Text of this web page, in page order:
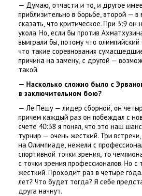
— Думаю, отчасти и то, и другое
приблизительно в борьбе, второй — в
сказать, что критическое. При 3:9 он
укола. Но, если бы против
выиграли бы, потому что
что такие соревнования
причина на замену, с другой —
такой.
— Насколько сложно было с
в заключительном бою?
— Ле Пешу — лидер сборной, он
причем каждый раз он побеждал с
счете 40:38 я понял, что это наш
турнир — очень жесткий. Три встречи,
на Олимпиаде, нежели с
спортивной точки зрения, то
с точки зрения профессионалов. Но
жесткий. Проходит раз в четыре
лет? Что будет тогда? Я себе
друга начнут.